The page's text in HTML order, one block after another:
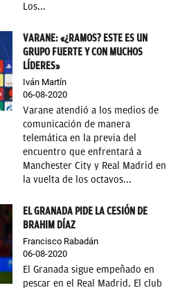
Los...
VARANE: «¿RAMOS? ESTE ES UN
GRUPO FUERTE Y CON MUCHOS
LÍDERES»
Iván Martín
06-08-2020
Varane atendió a los medios de
comunicación de manera
telemática en la previa del
encuentro que enfrentará a
Manchester City y Real Madrid en
la vuelta de los octavos...
EL GRANADA PIDE LA CESIÓN DE
BRAHIM DÍAZ
Francisco Rabadán
06-08-2020
El Granada sigue empeñado en
pescar en el Real Madrid. El club